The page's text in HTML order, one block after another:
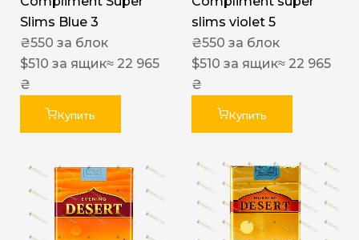
Slims Blue 3
₴550 за блок
$510 за ящик≈ 22 965
₴
Купить
slims violet 5
₴550 за блок
$510 за ящик≈ 22 965
₴
Купить